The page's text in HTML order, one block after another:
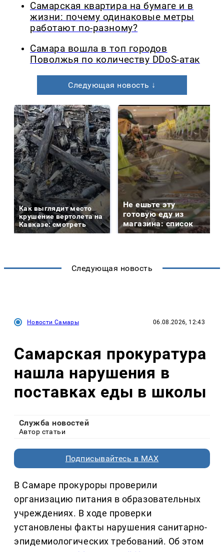
Самарская квартира на бумаге и в
жизни: почему одинаковые метры
работают по-разному?
Самара вошла в топ городов
Поволжья по количеству DDoS-атак
Следующая новость ↓
Как выглядит место
крушение вертолета на
Кавказе: смотреть
Не ешьте эту
готовую еду из
магазина: список
Следующая новость
Новости Самары 06.08.2026, 12:43
Самарская прокуратура
нашла нарушения в
поставках еды в школы
Служба новостей
Автор статьи
Подписывайтесь в MAX
В Самаре прокуроры проверили
организацию питания в образовательных
учреждениях. В ходе проверки
установлены факты нарушения санитарно-
эпидемиологических требований. Об этом